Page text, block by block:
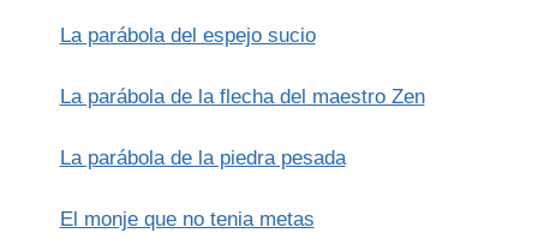
La parábola del espejo sucio
La parábola de la flecha del maestro Zen
La parábola de la piedra pesada
El monje que no tenia metas